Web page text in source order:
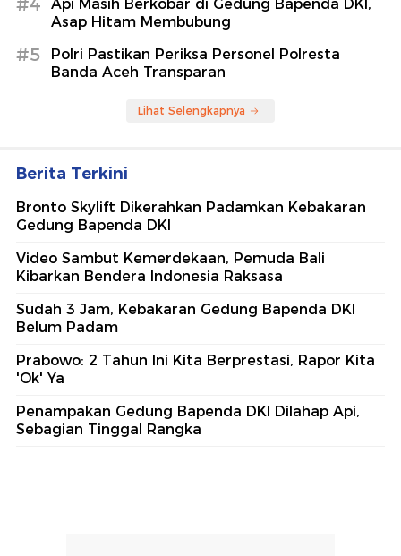
#4
Api Masih Berkobar di Gedung Bapenda DKI,
Asap Hitam Membubung
#5
Polri Pastikan Periksa Personel Polresta
Banda Aceh Transparan
Lihat Selengkapnya
Berita Terkini
Bronto Skylift Dikerahkan Padamkan Kebakaran
Gedung Bapenda DKI
Video Sambut Kemerdekaan, Pemuda Bali
Kibarkan Bendera Indonesia Raksasa
Sudah 3 Jam, Kebakaran Gedung Bapenda DKI
Belum Padam
Prabowo: 2 Tahun Ini Kita Berprestasi, Rapor Kita
'Ok' Ya
Penampakan Gedung Bapenda DKI Dilahap Api,
Sebagian Tinggal Rangka